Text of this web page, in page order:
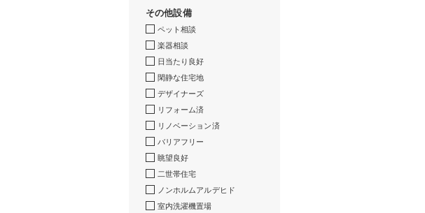
その他設備
ペット相談
楽器相談
日当たり良好
閑静な住宅地
デザイナーズ
リフォーム済
リノベーション済
バリアフリー
眺望良好
二世帯住宅
ノンホルムアルデヒド
室内洗濯機置場